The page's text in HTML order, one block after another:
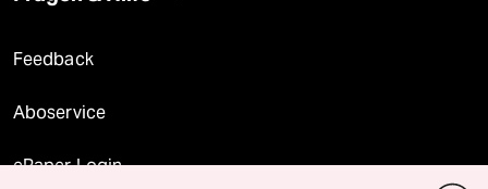
Feedback
Aboservice
ePaper Login